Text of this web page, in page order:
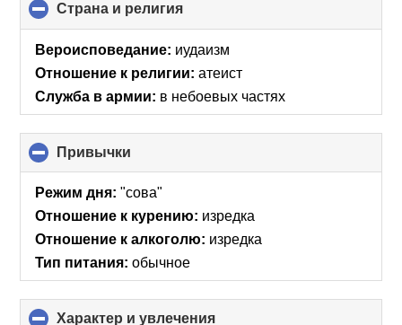
Страна и религия
to
collapse
contents
Вероисповедание: иудаизм
Отношение к религии: атеист
Служба в армии: в небоевых частях
Привычки
to
collapse
Режим дня: "сова"
Отношение к курению: изредка
Отношение к алкоголю: изредка
Тип питания: обычное
Характер и увлечения